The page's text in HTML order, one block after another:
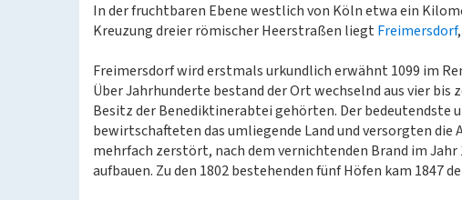
In der fruchtbaren Ebene westlich von Köln etwa ein
Kreuzung dreier römischer Heerstraßen liegt Freimersdorf
Freimersdorf wird erstmals urkundlich erwähnt 1099 im
Über Jahrhunderte bestand der Ort wechselnd aus vier bis
Besitz der Benediktinerabtei gehörten. Der bedeutendste
bewirtschafteten das umliegende Land und versorgten die
mehrfach zerstört, nach dem vernichtenden Brand im
aufbauen. Zu den 1802 bestehenden fünf Höfen kam 1847